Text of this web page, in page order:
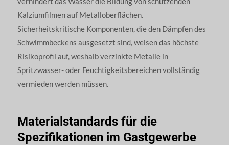
Kalziumfilmen auf Metalloberflächen.
Sicherheitskritische Komponenten, die den Dämpfen des
Schwimmbeckens ausgesetzt sind, weisen das höchste
Risikoprofil auf, weshalb verzinkte Metalle in
Spritzwasser- oder Feuchtigkeitsbereichen vollständig
vermieden werden müssen.
Materialstandards für die
Spezifikationen im Gastgewerbe